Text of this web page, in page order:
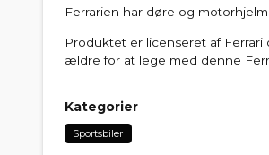
Ferrarien har døre og
Produktet er licenseret af Ferrari
ældre for at lege med denne
Kategorier
Sportsbiler